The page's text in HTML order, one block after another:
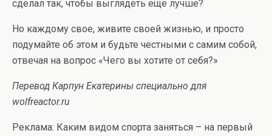
сделал так, чтобы выглядеть еще лучше?
Но каждому свое, живите своей жизнью, и просто
подумайте об этом и будьте честными с самим собой,
отвечая на вопрос «Чего вы хотите от себя?»
Перевод Карпун Екатерины специально для
wolfreactor.ru
Реклама: Каким видом спорта заняться – на первый